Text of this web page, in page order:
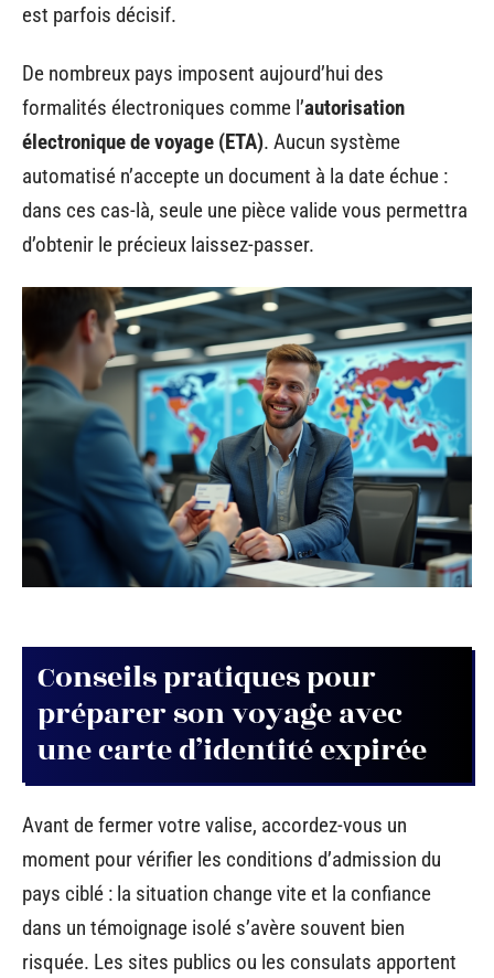
est parfois décisif.
De nombreux pays imposent aujourd’hui des
formalités électroniques comme l’autorisation
électronique de voyage (ETA). Aucun système
automatisé n’accepte un document à la date échue :
dans ces cas-là, seule une pièce valide vous permettra
d’obtenir le précieux laissez-passer.
Conseils pratiques pour
préparer son voyage avec
une carte d’identité expirée
Avant de fermer votre valise, accordez-vous un
moment pour vérifier les conditions d’admission du
pays ciblé : la situation change vite et la confiance
dans un témoignage isolé s’avère souvent bien
risquée. Les sites publics ou les consulats apportent